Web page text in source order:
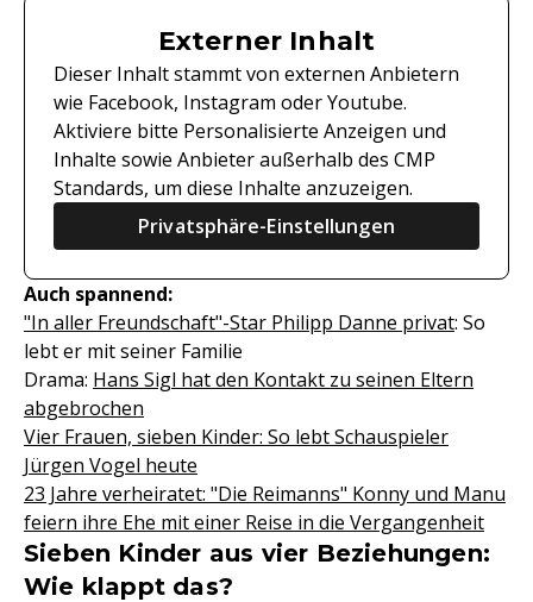
Externer Inhalt
Dieser Inhalt stammt von externen Anbietern
wie Facebook, Instagram oder Youtube.
Aktiviere bitte Personalisierte Anzeigen und
Inhalte sowie Anbieter außerhalb des CMP
Standards, um diese Inhalte anzuzeigen.
Privatsphäre-Einstellungen
Auch spannend:
"In aller Freundschaft"-Star Philipp Danne privat: So
lebt er mit seiner Familie
Drama: Hans Sigl hat den Kontakt zu seinen Eltern
abgebrochen
Vier Frauen, sieben Kinder: So lebt Schauspieler
Jürgen Vogel heute
23 Jahre verheiratet: "Die Reimanns" Konny und Manu
feiern ihre Ehe mit einer Reise in die Vergangenheit
Sieben Kinder aus vier Beziehungen:
Wie klappt das?